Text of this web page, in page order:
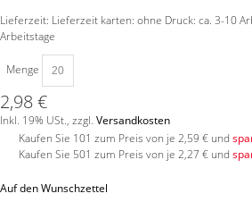
Lieferzeit: Lieferzeit karten: ohne Druck: ca. 3-10
Arbeitstage
Menge
2,98 €
Inkl. 19% USt., zzgl. Versandkosten
Kaufen Sie 101 zum Preis von je 2,59 € und
Kaufen Sie 501 zum Preis von je 2,27 € und
Auf den Wunschzettel